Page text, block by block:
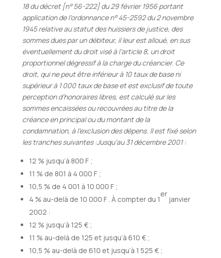
18 du décret [n° 56-222] du 29 février 1956 portant
application de l’ordonnance n° 45-2592 du 2 novembre
1945 relative au statut des huissiers de justice, des
sommes dues par un débiteur, il leur est alloué, en sus
éventuellement du droit visé à l’article 8, un droit
proportionnel dégressif à la charge du créancier. Ce
droit, qui ne peut être inférieur à 10 taux de base ni
supérieur à 1 000 taux de base et est exclusif de toute
perception d’honoraires libres, est calculé sur les
sommes encaissées ou recouvrées au titre de la
créance en principal ou du montant de la
condamnation, à l’exclusion des dépens. Il est fixé selon
les tranches suivantes :Jusqu’au 31 décembre 2001 :
12 % jusqu’à 800 F ;
11 % de 801 à 4 000 F ;
10,5 % de 4 001 à 10 000 F ;
4 % au-delà de 10 000 F . À compter du 1
er
janvier
2002 :
12 % jusqu’à 125 € ;
11 % au-delà de 125 et jusqu’à 610 € ;
10,5 % au-delà de 610 et jusqu’à 1 525 € ;